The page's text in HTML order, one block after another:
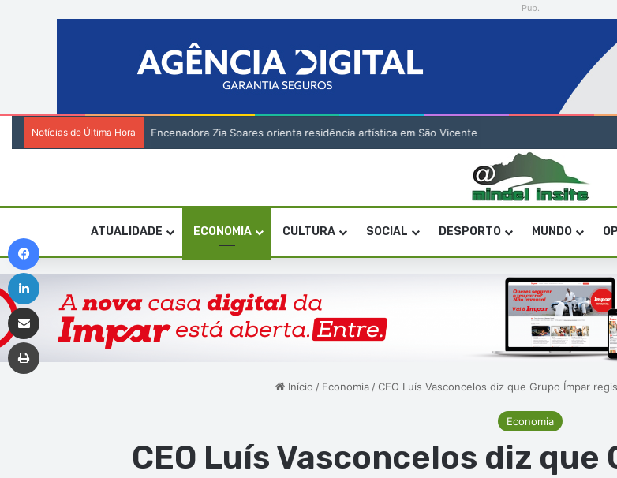
Pub.
Notícias de Última Hora Encenadora Zia Soares orienta residência artística em São Vicente
ATUALIDADE ECONOMIA CULTURA SOCIAL DESPORTO MUNDO
Início / Economia/CEO Luís Vasconcelos diz que Grupo Ímpar
Economia
CEO Luís Vasconcelos diz
Linkedin
Imprimir